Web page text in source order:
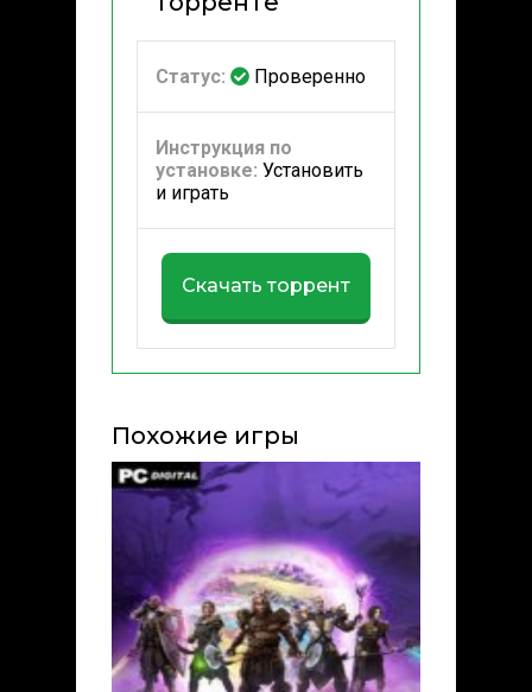
Статус: Проверенно
Инструкция по
установке: Установить
и играть
Скачать торрент
Похожие игры